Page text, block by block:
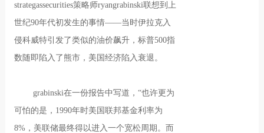
strategassecurities策略师ryangrabinski联想到上
世纪90年代初发生的事情——当时伊拉克入
侵科威特引发了类似的油价飙升，标普500指
数随即陷入了熊市，美国经济陷入衰退。
grabinski在一份报告中写道，“也许更为
可怕的是，1990年时美国联邦基金利率为
8%，美联储最终得以进入一个宽松周期。而